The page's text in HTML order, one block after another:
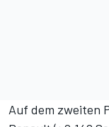
Auf dem zweiten